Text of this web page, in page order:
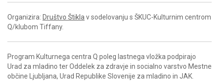
Organizira: Društvo Štikla v sodelovanju s ŠKUC-Kulturnim centrom
Q/klubom Tiffany.
Program Kulturnega centra Q poleg lastnega vložka podpirajo
Urad za mladino ter Oddelek za zdravje in socialno varstvo Mestne
občine Ljubljana, Urad Republike Slovenije za mladino in JAK.